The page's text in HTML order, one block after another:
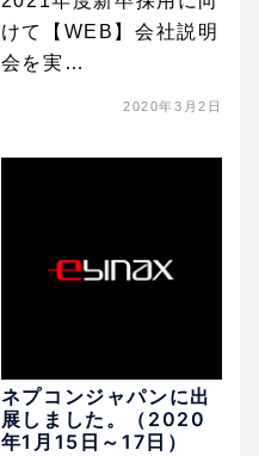
けて【WEB】会社説明
会を実…
2020年3月2日
ネプコンジャパンに出
展しました。（2020
年1月15日～17日）